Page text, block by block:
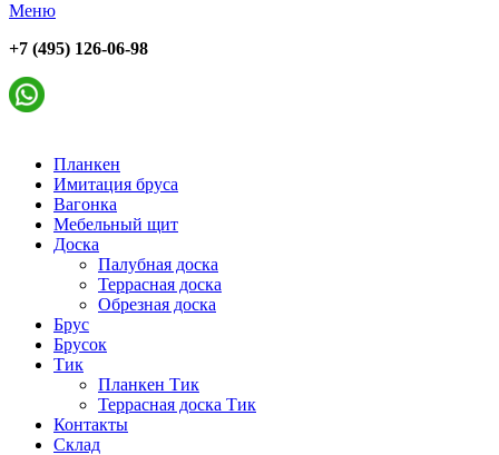
Меню
+7 (495) 126-06-98
Планкен
Имитация бруса
Вагонка
Мебельный щит
Доска
Палубная доска
Террасная доска
Обрезная доска
Брус
Брусок
Тик
Планкен Тик
Террасная доска Тик
Контакты
Склад